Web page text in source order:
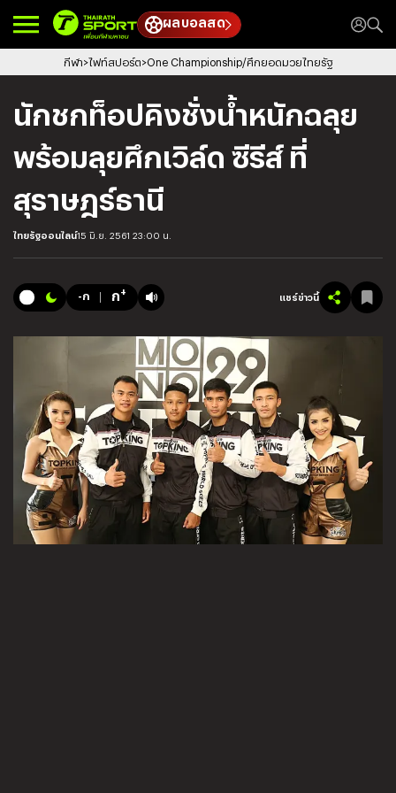
ผลบอลสด
กีฬา ไฟท์สปอร์ต One Championship/ศึกยอดมวยไทยรัฐ
นักชกท็อปคิงชั่งน้ำหนักฉลุย
พร้อมลุยศึกเวิล์ด ซีรีส์ ที่
สุราษฎร์ธานี
ไทยรัฐออนไลน์15 มิ.ย. 2561 23:00 น.
-ก ก+ แชร์ข่าวนี้